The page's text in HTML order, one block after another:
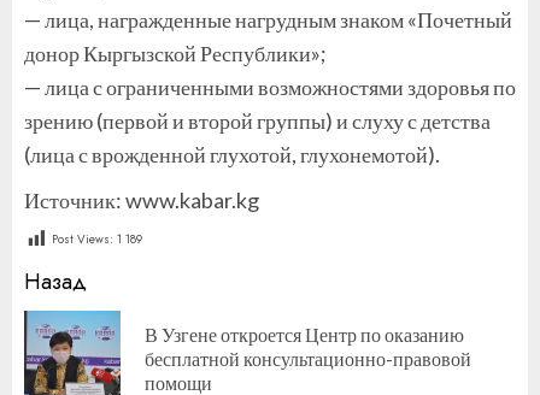
— лица, награжденные нагрудным знаком «Почетный
донор Кыргызской Республики»;
— лица с ограниченными возможностями здоровья по
зрению (первой и второй группы) и слуху с детства
(лица с врожденной глухотой, глухонемотой).
Источник: www.kabar.kg
Post Views: 1 189
Продолжить
чтение
Назад
В Узгене откроется Центр по оказанию
бесплатной консультационно-правовой
помощи